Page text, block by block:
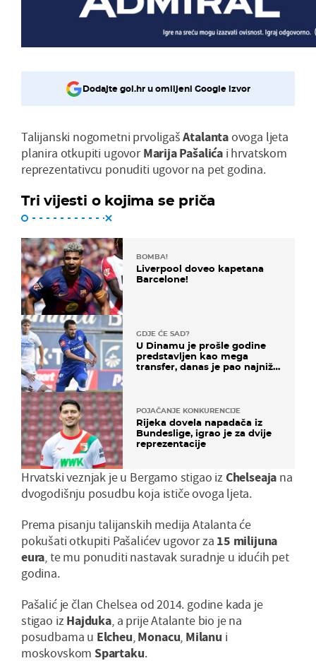
Dodajte gol.hr u omiljeni Google izvor
Talijanski nogometni prvoligašAtalantaovoga ljeta
planira otkupiti ugovorMarija Pašalića i hrvatskom
reprezentativcu ponuditi ugovor na pet godina.
Tri vijesti o kojima se priča
BOMBA!
Liverpool doveo kapetana
Barcelone!
GDJE ĆE SAD?
U Dinamu je prošle godine
predstavljen kao mega
transfer, danas je pao najniže
POJAČANJE KONKURENCIJE
Rijeka dovela napadača iz
Bundeslige, igrao je za dvije
reprezentacije
Hrvatski veznjak je u Bergamo stigao izChelseaja na
dvogodišnju posudbu koja ističe ovoga ljeta.
Prema pisanju talijanskih medija Atalanta će
pokušati otkupiti Pašalićev ugovor za 15 milijuna
eura, te mu ponuditi nastavak suradnje u idućih pet
godina.
Pašalić je član Chelsea od 2014. godine kada je
stigao izHajduka, a prije Atalante bio je na
posudbama u Elcheu,Monacu, Milanu i
moskovskom Spartaku.